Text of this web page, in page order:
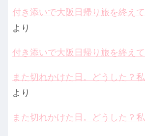
付き添いで大阪日帰り旅を終えて
より
付き添いで大阪日帰り旅を終えて
また切れかけた日。どうした？私
より
また切れかけた日。どうした？私